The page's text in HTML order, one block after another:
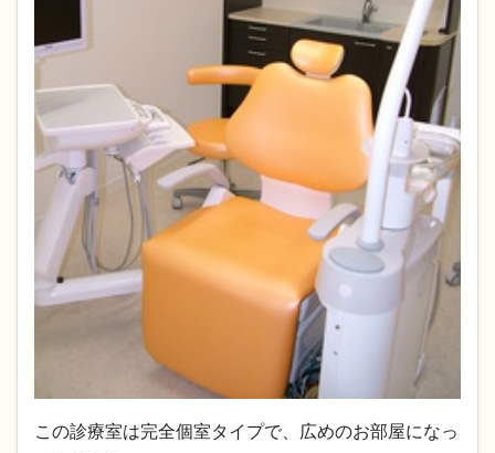
この診療室は完全個室タイプで、広めのお部屋になっ